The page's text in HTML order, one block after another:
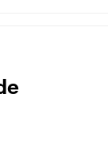
0 mois puis 49,99 €